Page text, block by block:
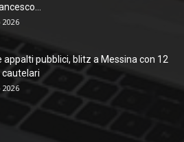
2026
appalti pubblici, blitz a Messina con 12
2026